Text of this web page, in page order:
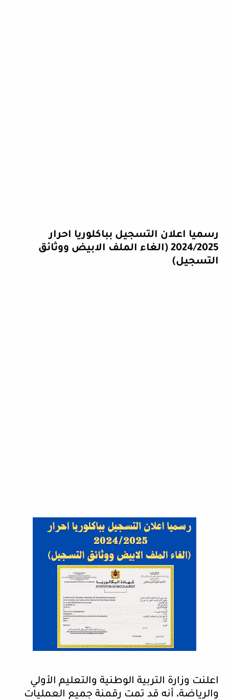
رسميا اعلان التسجيل بباكلوريا احرار
2024/2025 (الغاء الملف الابيض ووثائق
التسجيل)
اعلنت وزارة التربية الوطنية والتعليم الأولي
والرياضة، أنه قد تمت رقمنة جميع العمليات